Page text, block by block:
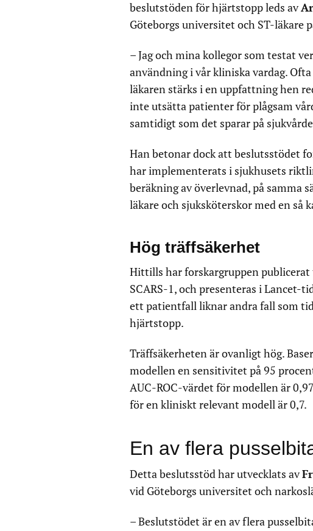
beslutstöden för hjärtstopp leds av
Göteborgs universitet och ST-läkare
– Jag och mina kollegor som testat
användning i vår kliniska vardag.
läkaren stärks i en uppfattning hen
inte utsätta patienter för plågsam
samtidigt som det sparar på
Han betonar dock att beslutsstödet
har implementerats i sjukhusets
beräkning av överlevnad, på samma
läkare och sjuksköterskor med en så
Hög träffsäkerhet
Hittills har forskargruppen
SCARS-1, och presenteras i Lancet-
ett patientfall liknar andra fall som
hjärtstopp.
Träffsäkerheten är ovanligt hög.
modellen en sensitivitet på 95
AUC-ROC-värdet för modellen är
för en kliniskt relevant modell är 0,7.
En av flera
Detta beslutsstöd har utvecklats av
vid Göteborgs universitet och
– Beslutstödet är en av flera